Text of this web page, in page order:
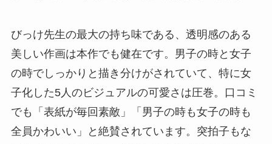
びっけ先生の最大の持ち味である、透明感のある
美しい作画は本作でも健在です。男子の時と女子
の時でしっかりと描き分けがされていて、特に女
子化した5人のビジュアルの可愛さは圧巻。口コミ
でも「表紙が毎回素敵」「男子の時も女子の時も
全員かわいい」と絶賛されています。突拍子もな